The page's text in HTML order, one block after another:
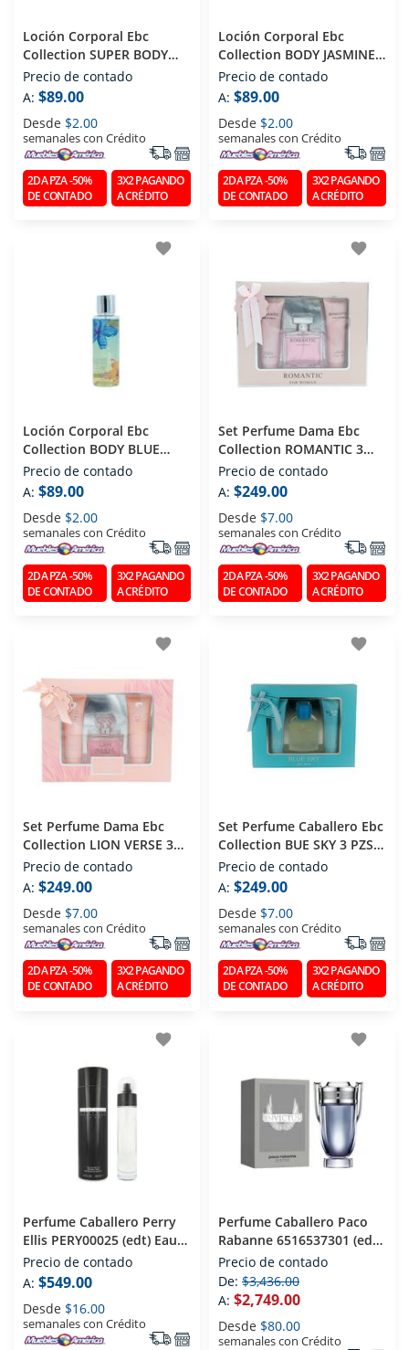
Loción Corporal Ebc
Collection SUPER BODY
250 Ml
Precio de contado
A: $89.00
Desde $2.00
semanales con Crédito
2DA PZA -50%
DE CONTADO
3X2 PAGANDO
A CRÉDITO
Loción Corporal Ebc
Collection BODY JASMINE
250 Ml
Precio de contado
A: $89.00
Desde $2.00
semanales con Crédito
2DA PZA -50%
DE CONTADO
3X2 PAGANDO
A CRÉDITO
favorite
Loción Corporal Ebc
Collection BODY BLUE
DREAM 250 Ml
Precio de contado
A: $89.00
Desde $2.00
semanales con Crédito
2DA PZA -50%
DE CONTADO
3X2 PAGANDO
A CRÉDITO
favorite
Set Perfume Dama Ebc
Collection ROMANTIC 3
PZS (edp) Eau De Parfum
100 Ml
Precio de contado
A: $249.00
Desde $7.00
semanales con Crédito
2DA PZA -50%
DE CONTADO
3X2 PAGANDO
A CRÉDITO
favorite
Set Perfume Dama Ebc
Collection LION VERSE 3
PZS (edp) Eau De Parfum
100 Ml
Precio de contado
A: $249.00
Desde $7.00
semanales con Crédito
2DA PZA -50%
DE CONTADO
3X2 PAGANDO
A CRÉDITO
favorite
Set Perfume Caballero Ebc
Collection BUE SKY 3 PZS
(edp) Eau De Parfum 100
Ml
Precio de contado
A: $249.00
Desde $7.00
semanales con Crédito
2DA PZA -50%
DE CONTADO
3X2 PAGANDO
A CRÉDITO
favorite
Perfume Caballero Perry
Ellis PERY00025 (edt) Eau
De Toilette 100 Ml
Precio de contado
A: $549.00
Desde $16.00
semanales con Crédito
favorite
Perfume Caballero Paco
Rabanne 6516537301 (edt)
Eau De Toilette 200 Ml
Precio de contado
De: $3,436.00
A: $2,749.00
Desde $80.00
semanales con Crédito